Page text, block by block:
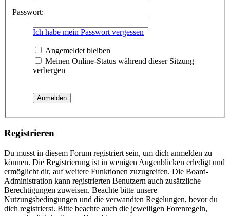
Passwort:
Ich habe mein Passwort vergessen
Angemeldet bleiben
Meinen Online-Status während dieser Sitzung
verbergen
Registrieren
Du musst in diesem Forum registriert sein, um dich anmelden zu
können. Die Registrierung ist in wenigen Augenblicken erledigt und
ermöglicht dir, auf weitere Funktionen zuzugreifen. Die Board-
Administration kann registrierten Benutzern auch zusätzliche
Berechtigungen zuweisen. Beachte bitte unsere
Nutzungsbedingungen und die verwandten Regelungen, bevor du
dich registrierst. Bitte beachte auch die jeweiligen Forenregeln,